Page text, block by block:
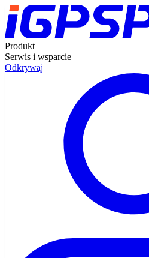
Produkt
Serwis i wsparcie
Odkrywaj